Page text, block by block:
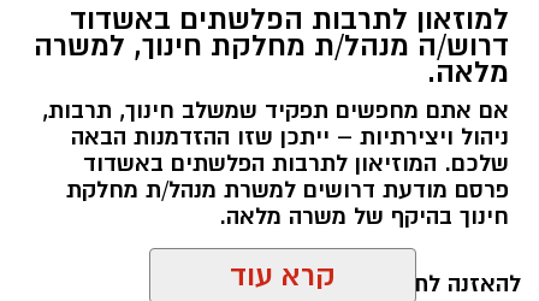
למוזאון לתרבות הפלשתים באשדוד
דרוש/ה מנהל/ת מחלקת חינוך, למשרה
מלאה.
אם אתם מחפשים תפקיד שמשלב חינוך, תרבות,
ניהול ויצירתיות – ייתכן שזו ההזדמנות הבאה
שלכם. המוזיאון לתרבות הפלשתים באשדוד
פרסם מודעת דרושים למשרת מנהל/ת מחלקת
חינוך בהיקף של משרה מלאה.
להאזנה לתוכן: קרא עוד